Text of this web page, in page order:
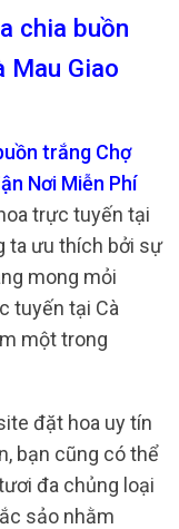
chia buồn
Mau Giao
trắng Chợ
Nơi Miễn Phí
trực tuyến tại
ta ưu thích bởi sự
mong mỏi
tuyến tại Cà
một trong
đặt hoa uy tín
bạn cũng có thể
đa chủng loại
sảo nhằm